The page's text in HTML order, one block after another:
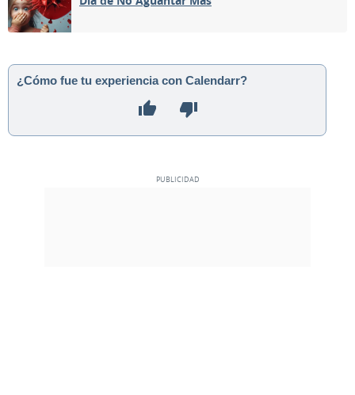
¿Cómo fue tu experiencia con Calendarr?